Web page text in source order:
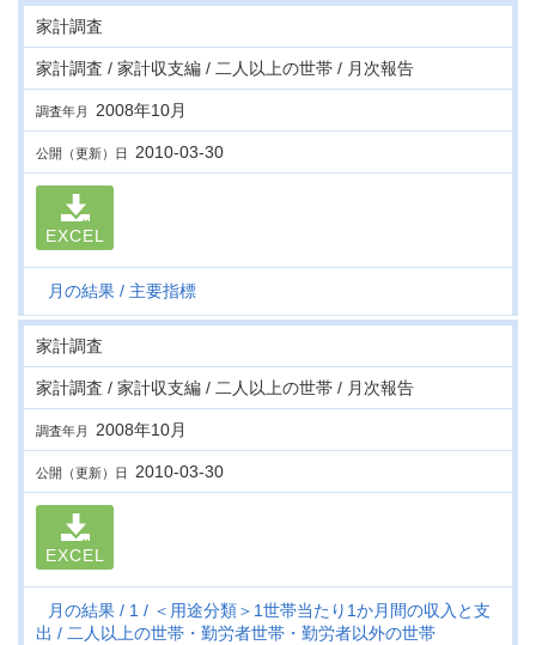
家計調査
家計調査 / 家計収支編 / 二人以上の世帯 / 月次報告
調査年月 2008年10月
公開（更新）日 2010-03-30
EXCEL
月の結果 主要指標
家計調査
家計調査 / 家計収支編 / 二人以上の世帯 / 月次報告
調査年月 2008年10月
公開（更新）日 2010-03-30
EXCEL
月の結果 1
＜用途分類＞1世帯当たり1か月間の収入と支
出
二人以上の世帯・勤労者世帯・勤労者以外の世帯